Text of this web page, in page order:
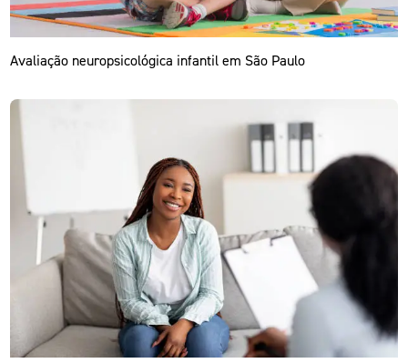
Avaliação neuropsicológica infantil em São Paulo